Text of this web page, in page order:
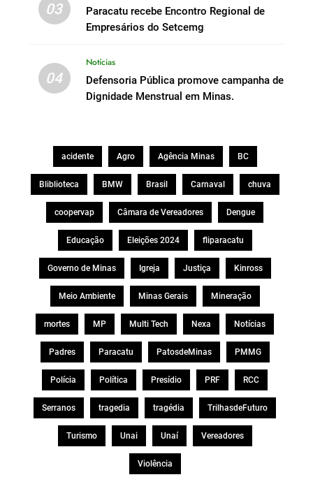
03
Paracatu recebe Encontro Regional de
Empresários do Setcemg
04
Notícias
Defensoria Pública promove campanha de
Dignidade Menstrual em Minas.
acidente Agro Agência Minas BC
Bliblioteca BMW Brasil Carnaval chuva
coopervap Câmara de Vereadores Dengue
Educação Eleições 2024 fliparacatu
Governo de Minas Igreja Justiça Kinross
Meio Ambiente Minas Gerais Mineração
mortes MP Multi Tech Nexa Notícias
Padres Paracatu PatosdeMinas PMMG
Polícia Política Presídio PRF RCC
Serranos tragedia tragédia TrilhasdeFuturo
Turismo Unai Unaí Vereadores
Violência